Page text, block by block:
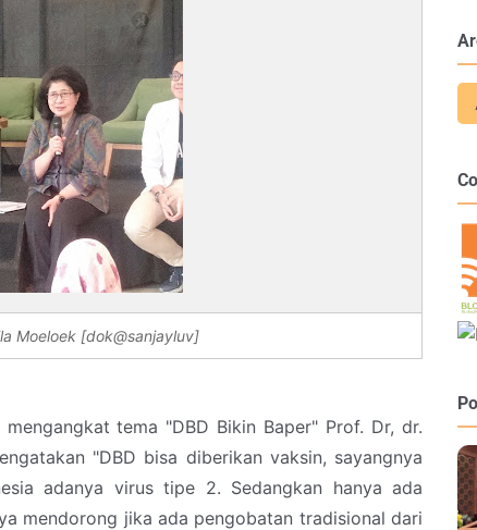
Moeloek [dok@sanjayluv]
tema "DBD Bikin Baper" Prof. Dr, dr.
"DBD bisa diberikan vaksin, sayangnya
adanya virus tipe 2. Sedangkan hanya ada
mendorong jika ada pengobatan tradisional dari